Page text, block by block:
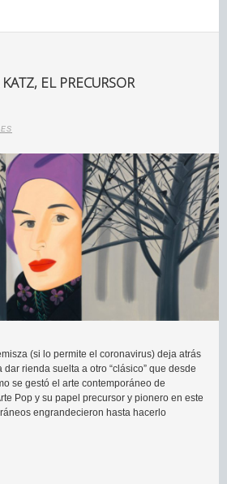
EL PRECURSOR
(si lo permite el coronavirus) deja atrás
rienda suelta a otro “clásico” que desde
se gestó el arte contemporáneo de
Pop y su papel precursor y pionero en este
engrandecieron hasta hacerlo